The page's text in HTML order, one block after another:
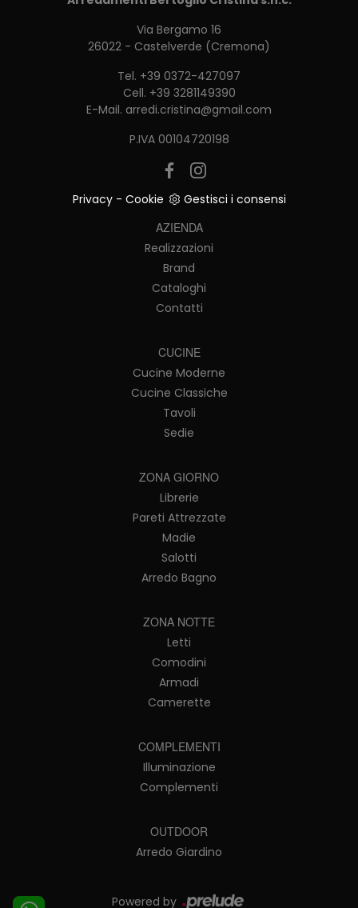
Via Bergamo 16
26022 - Castelverde (Cremona)
Tel. +39 0372-427097
Cell. +39 3281149390
E-Mail. arredi.cristina@gmail.com
P.IVA 00104720198
Privacy- Cookie
Gestisci i consensi
AZIENDA
Realizzazioni
Brand
Cataloghi
Contatti
CUCINE
Cucine Moderne
Cucine Classiche
Tavoli
Sedie
ZONA GIORNO
Librerie
Pareti Attrezzate
Madie
Salotti
Arredo Bagno
ZONA NOTTE
Letti
Comodini
Armadi
Camerette
COMPLEMENTI
Illuminazione
Complementi
OUTDOOR
Arredo Giardino
Powered by